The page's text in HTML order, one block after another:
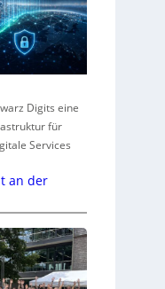
Digits eine
für
Services
an der